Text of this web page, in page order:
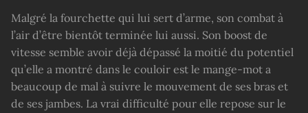
Malgré la fourchette qui lui sert d’arme, son combat à
l’air d’être bientôt terminée lui aussi. Son boost de
vitesse semble avoir déjà dépassé la moitié du potentiel
qu’elle a montré dans le couloir est le mange-mot a
beaucoup de mal à suivre le mouvement de ses bras et
de ses jambes. La vrai difficulté pour elle repose sur le